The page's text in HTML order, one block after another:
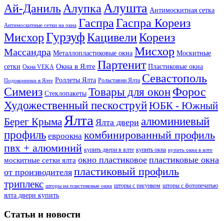
Ай-Даниль Алупка Алушта Антимоскитная сетка
Антимоскитные сетки на окна Гаспра Гаспра Кореиз
МисхорГурзуфКацивелиКореиз
Массандра Металлопластиковые окна Мисхор Москитные
сетки Окна VEKA Окна в Ялте Партенит Пластиковые окна
Подоконники в Ялте Роллеты Ялта Рольставни Ялта Севастополь
Симеиз Стеклопакеты Товары для окон Форос
Художественный пескоструйЮБК - Южный
Берег Крыма Ялта Ялта двери алюминиевый
профиль евроокна комбинированный профиль
пвх + алюминий купить двери в ялте купить окна купить окна в ялте
москитные сетки ялта окно пластиковое пластиковые окна
от производителя пластиковый профиль
триплекс шторы на пластиковые окна шторы с рисунком шторы с фотопечатью
ялта двери купить
Статьи и новости